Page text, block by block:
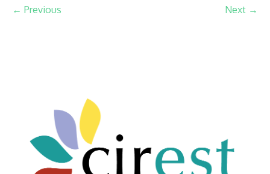
← Previous Next →